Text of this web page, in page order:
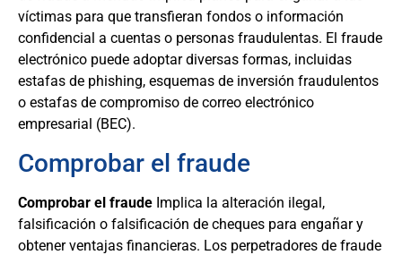
víctimas para que transfieran fondos o información
confidencial a cuentas o personas fraudulentas. El fraude
electrónico puede adoptar diversas formas, incluidas
estafas de phishing, esquemas de inversión fraudulentos
o estafas de compromiso de correo electrónico
empresarial (BEC).
Comprobar el fraude
Comprobar el fraude Implica la alteración ilegal,
falsificación o falsificación de cheques para engañar y
obtener ventajas financieras. Los perpetradores de fraude